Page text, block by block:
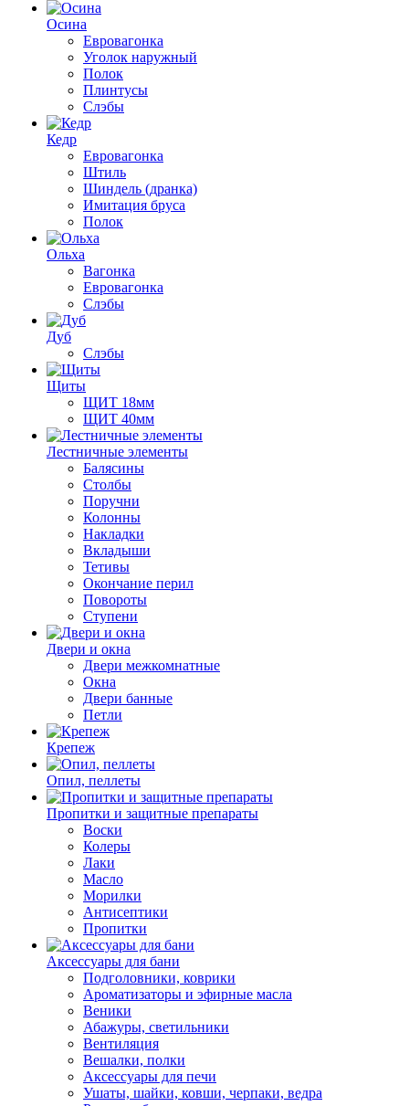
Осина
Евровагонка
Уголок наружный
Полок
Плинтусы
Слэбы
Кедр
Евровагонка
Штиль
Шиндель (дранка)
Имитация бруса
Полок
Ольха
Вагонка
Евровагонка
Слэбы
Дуб
Слэбы
Щиты
ЩИТ 18мм
ЩИТ 40мм
Лестничные элементы
Балясины
Столбы
Поручни
Колонны
Накладки
Вкладыши
Тетивы
Окончание перил
Повороты
Ступени
Двери и окна
Двери межкомнатные
Окна
Двери банные
Петли
Крепеж
Опил, пеллеты
Пропитки и защитные препараты
Воски
Колеры
Лаки
Масло
Морилки
Антисептики
Пропитки
Аксессуары для бани
Подголовники, коврики
Ароматизаторы и эфирные масла
Веники
Абажуры, светильники
Вентиляция
Вешалки, полки
Аксессуары для печи
Ушаты, шайки, ковши, черпаки, ведра